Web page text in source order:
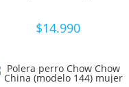
$14.990